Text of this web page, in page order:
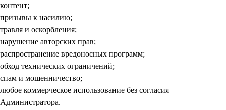
контент;
призывы к насилию;
травля и оскорбления;
нарушение авторских прав;
распространение вредоносных программ;
обход технических ограничений;
спам и мошенничество;
любое коммерческое использование без согласия
Администратора.